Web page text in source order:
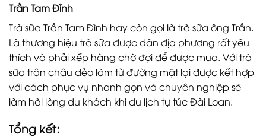
Trần Tam Đỉnh
Trà sữa Trần Tam Đình hay còn gọi là trà sữa ông Trần.
Là thương hiệu trà sữa được dân địa phương rất yêu
thích và phải xếp hàng chờ đợi để được mua. Với trà
sữa trân châu dẻo làm từ đường mật lại được kết hợp
với cách phục vụ nhanh gọn và chuyên nghiệp sẽ
làm hài lòng du khách khi du lịch tự túc Đài Loan.
Tổng kết: